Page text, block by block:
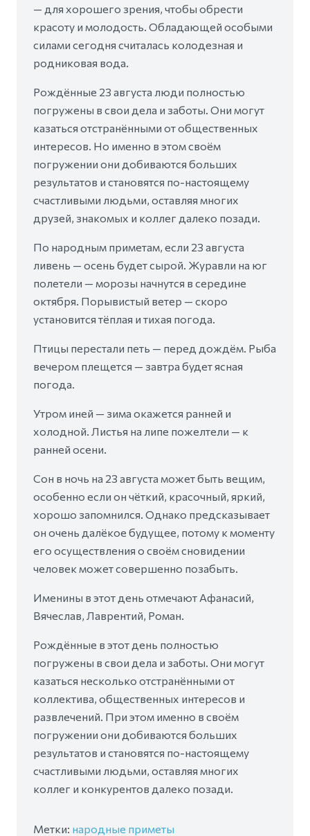
— для хорошего зрения, чтобы обрести
красоту и молодость. Обладающей особыми
силами сегодня считалась колодезная и
родниковая вода.
Рождённые 23 августа люди полностью
погружены в свои дела и заботы. Они могут
казаться отстранёнными от общественных
интересов. Но именно в этом своём
погружении они добиваются больших
результатов и становятся по-настоящему
счастливыми людьми, оставляя многих
друзей, знакомых и коллег далеко позади.
По народным приметам, если 23 августа
ливень — осень будет сырой. Журавли на юг
полетели — морозы начнутся в середине
октября. Порывистый ветер — скоро
установится тёплая и тихая погода.
Птицы перестали петь — перед дождём. Рыба
вечером плещется — завтра будет ясная
погода.
Утром иней — зима окажется ранней и
холодной. Листья на липе пожелтели — к
ранней осени.
Сон в ночь на 23 августа может быть вещим,
особенно если он чёткий, красочный, яркий,
хорошо запомнился. Однако предсказывает
он очень далёкое будущее, потому к моменту
его осуществления о своём сновидении
человек может совершенно позабыть.
Именины в этот день отмечают Афанасий,
Вячеслав, Лаврентий, Роман.
Рождённые в этот день полностью
погружены в свои дела и заботы. Они могут
казаться несколько отстранёнными от
коллектива, общественных интересов и
развлечений. При этом именно в своём
погружении они добиваются больших
результатов и становятся по-настоящему
счастливыми людьми, оставляя многих
коллег и конкурентов далеко позади.
Метки: народные приметы